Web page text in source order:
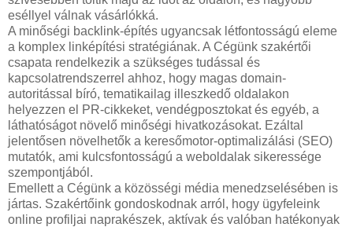
eséllyel válnak vásárlókká.
A minőségi backlink-építés ugyancsak létfontosságú eleme
a komplex linképítési stratégiának. A Cégünk szakértői
csapata rendelkezik a szükséges tudással és
kapcsolatrendszerrel ahhoz, hogy magas domain-
autoritással bíró, tematikailag illeszkedő oldalakon
helyezzen el PR-cikkeket, vendégposztokat és egyéb, a
láthatóságot növelő minőségi hivatkozásokat. Ezáltal
jelentősen növelhetők a keresőmotor-optimalizálási (SEO)
mutatók, ami kulcsfontosságú a weboldalak sikeressége
szempontjából.
Emellett a Cégünk a közösségi média menedzselésében is
jártas. Szakértőink gondoskodnak arról, hogy ügyfeleink
online profiljai naprakészek, aktívak és valóban hatékonyak